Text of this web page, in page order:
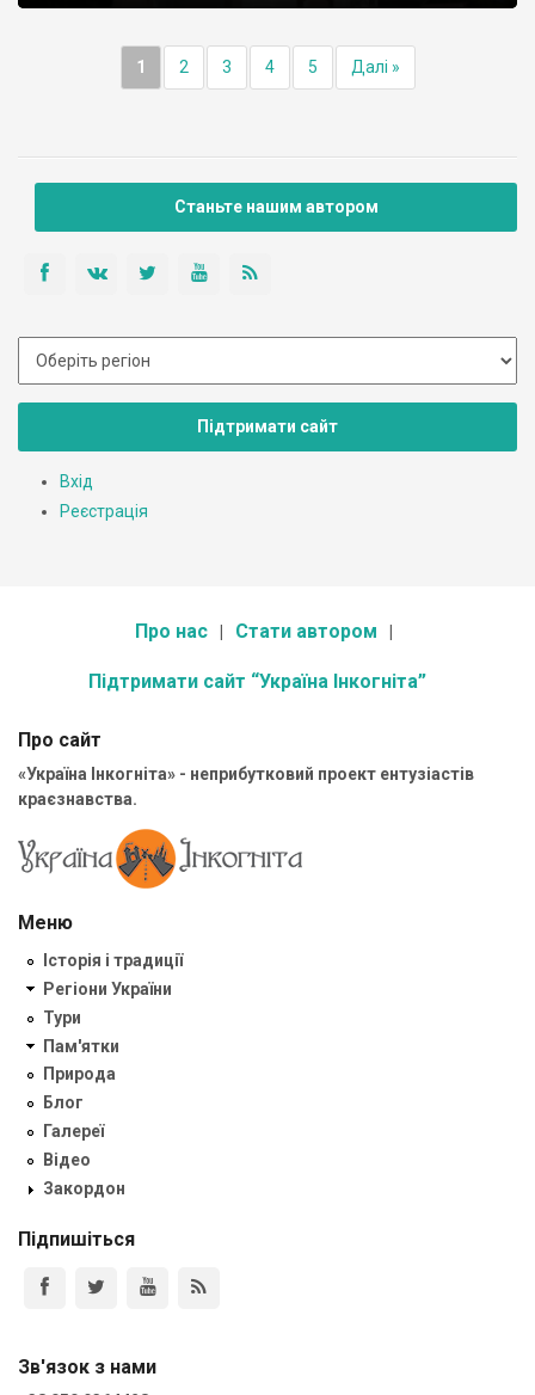
1 2 3 4 5 Далі »
Станьте нашим автором
Підтримати сайт
Вхід
Реєстрація
Про нас Стати автором
Підтримати сайт “Україна Інкогніта”
Про сайт
«Україна Інкогніта» - неприбутковий проект ентузіастів
краєзнавства.
Меню
Історія і традиції
Регіони України
Тури
Пам'ятки
Природа
Блог
Галереї
Відео
Закордон
Підпишіться
Зв'язок з нами